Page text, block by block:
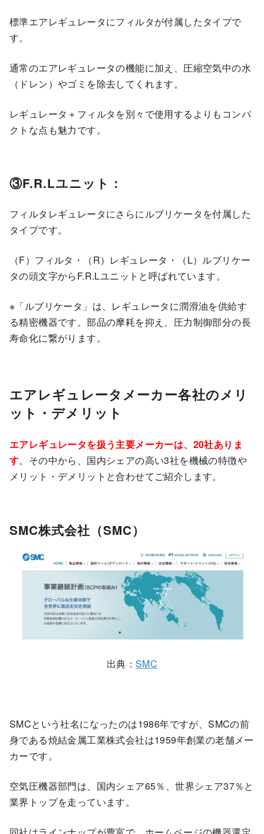
標準エアレギュレータにフィルタが付属したタイプで
す。
通常のエアレギュレータの機能に加え、圧縮空気中の水
（ドレン）やゴミを除去してくれます。
レギュレータ＋フィルタを別々で使用するよりもコンパ
クトな点も魅力です。
③F.R.Lユニット：
フィルタレギュレータにさらにルブリケータを付属した
タイプです。
（F）フィルタ・（R）レギュレータ・（L）ルブリケー
タの頭文字からF.R.Lユニットと呼ばれています。
※「ルブリケータ」は、レギュレータに潤滑油を供給す
る精密機器です。部品の摩耗を抑え、圧力制御部分の長
寿命化に繋がります。
エアレギュレータメーカー各社のメリ
ット・デメリット
エアレギュレータを扱う主要メーカーは、20社ありま
す。その中から、国内シェアの高い3社を機械の特徴や
メリット・デメリットと合わせてご紹介します。
SMC株式会社（SMC）
出典： SMC
SMCという社名になったのは1986年ですが、SMCの前
身である焼結金属工業株式会社は1959年創業の老舗メー
カーです。
空気圧機器部門は、国内シェア65％、世界シェア37％と
業界トップを走っています。